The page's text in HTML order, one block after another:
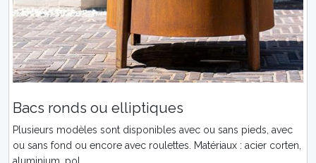
Bacs ronds ou elliptiques
Plusieurs modèles sont disponibles avec ou sans pieds, avec
ou sans fond ou encore avec roulettes. Matériaux : acier corten,